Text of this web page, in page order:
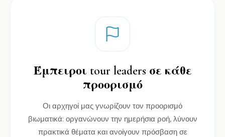
Έμπειροι tour leaders σε κάθε
προορισμό
Οι αρχηγοί μας γνωρίζουν τον προορισμό
βιωματικά: οργανώνουν την ημερήσια ροή, λύνουν
πρακτικά θέματα και ανοίγουν πρόσβαση σε